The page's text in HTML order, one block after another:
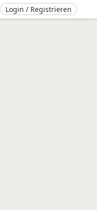
Login / Registrieren